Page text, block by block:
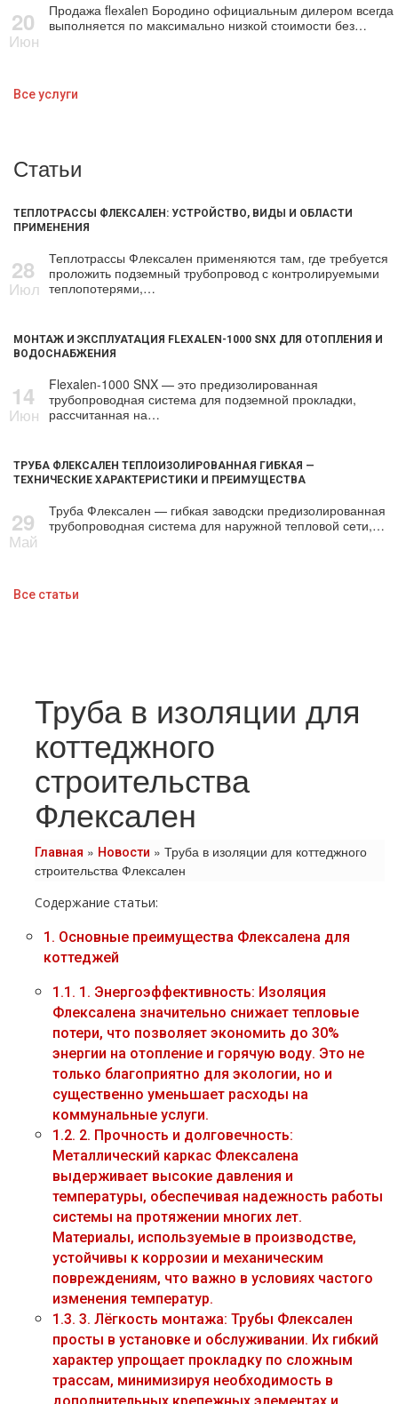
20
Июн
Продажа flехalеn Бородино официальным дилером всегда
выполняется по максимально низкой стоимости без…
Все услуги
Статьи
ТЕПЛОТРАССЫ ФЛЕКСАЛЕН: УСТРОЙСТВО, ВИДЫ И ОБЛАСТИ
ПРИМЕНЕНИЯ
28
Июл
Теплотрассы Флексален применяются там, где требуется
проложить подземный трубопровод с контролируемыми
теплопотерями,…
МОНТАЖ И ЭКСПЛУАТАЦИЯ FLEXALEN-1000 SNX ДЛЯ ОТОПЛЕНИЯ И
ВОДОСНАБЖЕНИЯ
14
Июн
Flexalen-1000 SNX — это предизолированная
трубопроводная система для подземной прокладки,
рассчитанная на…
ТРУБА ФЛЕКСАЛЕН ТЕПЛОИЗОЛИРОВАННАЯ ГИБКАЯ —
ТЕХНИЧЕСКИЕ ХАРАКТЕРИСТИКИ И ПРЕИМУЩЕСТВА
29
Май
Труба Флексален — гибкая заводски предизолированная
трубопроводная система для наружной тепловой сети,…
Все статьи
Труба в изоляции для
коттеджного
строительства
Флексален
Главная » Новости » Труба в изоляции для коттеджного
строительства Флексален
Содержание статьи:
1. Основные преимущества Флексалена для
коттеджей
1.1. 1. Энергоэффективность: Изоляция
Флексалена значительно снижает тепловые
потери, что позволяет экономить до 30%
энергии на отопление и горячую воду. Это не
только благоприятно для экологии, но и
существенно уменьшает расходы на
коммунальные услуги.
1.2. 2. Прочность и долговечность:
Металлический каркас Флексалена
выдерживает высокие давления и
температуры, обеспечивая надежность работы
системы на протяжении многих лет.
Материалы, используемые в производстве,
устойчивы к коррозии и механическим
повреждениям, что важно в условиях частого
изменения температур.
1.3. 3. Лёгкость монтажа: Трубы Флексален
просты в установке и обслуживании. Их гибкий
характер упрощает прокладку по сложным
трассам, минимизируя необходимость в